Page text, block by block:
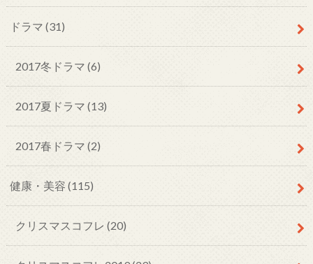
ドラマ (31)
2017冬ドラマ (6)
2017夏ドラマ (13)
2017春ドラマ (2)
健康・美容 (115)
クリスマスコフレ (20)